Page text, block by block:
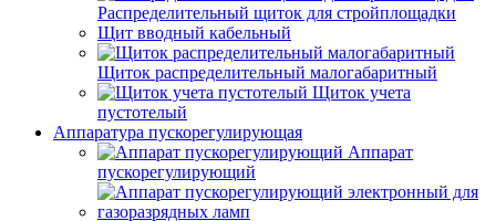
Распределительный щиток для стройплощадки
Щит вводный кабельный
Щиток распределительный малогабаритный
Щиток учета
пустотелый
Аппаратура пускорегулирующая
Аппарат
пускорегулирующий